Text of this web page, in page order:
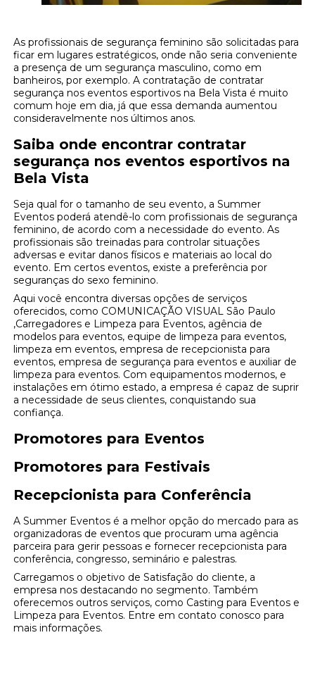
As profissionais de segurança feminino são solicitadas para
ficar em lugares estratégicos, onde não seria conveniente
a presença de um segurança masculino, como em
banheiros, por exemplo. A contratação de contratar
segurança nos eventos esportivos na Bela Vista é muito
comum hoje em dia, já que essa demanda aumentou
consideravelmente nos últimos anos.
Saiba onde encontrar contratar
segurança nos eventos esportivos na
Bela Vista
Seja qual for o tamanho de seu evento, a Summer
Eventos poderá atendê-lo com profissionais de segurança
feminino, de acordo com a necessidade do evento. As
profissionais são treinadas para controlar situações
adversas e evitar danos físicos e materiais ao local do
evento. Em certos eventos, existe a preferência por
seguranças do sexo feminino.
Aqui você encontra diversas opções de serviços
oferecidos, como COMUNICAÇÃO VISUAL São Paulo
,Carregadores e Limpeza para Eventos, agência de
modelos para eventos, equipe de limpeza para eventos,
limpeza em eventos, empresa de recepcionista para
eventos, empresa de segurança para eventos e auxiliar de
limpeza para eventos. Com equipamentos modernos, e
instalações em ótimo estado, a empresa é capaz de suprir
a necessidade de seus clientes, conquistando sua
confiança.
Promotores para Eventos
Promotores para Festivais
Recepcionista para Conferência
A Summer Eventos é a melhor opção do mercado para as
organizadoras de eventos que procuram uma agência
parceira para gerir pessoas e fornecer recepcionista para
conferência, congresso, seminário e palestras.
Carregamos o objetivo de Satisfação do cliente, a
empresa nos destacando no segmento. Também
oferecemos outros serviços, como Casting para Eventos e
Limpeza para Eventos. Entre em contato conosco para
mais informações.